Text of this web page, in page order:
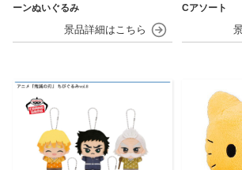
ーンぬいぐるみ
Cアソート